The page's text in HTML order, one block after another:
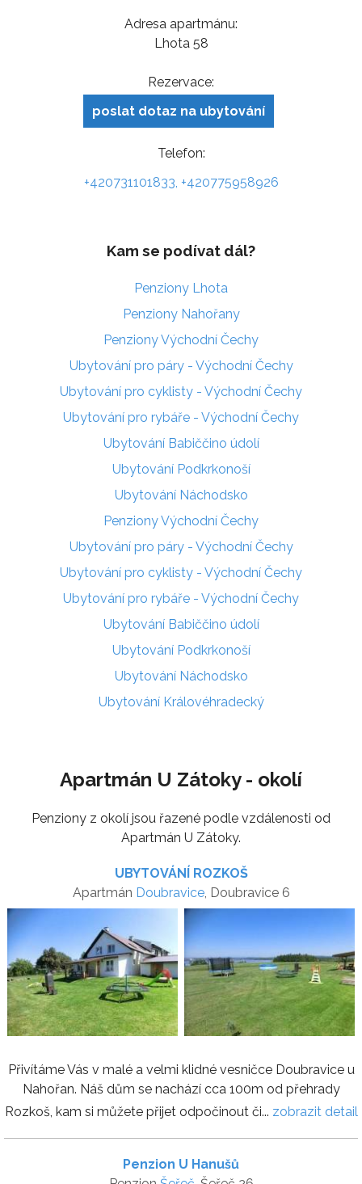
Adresa apartmánu:
Lhota 58
Rezervace:
poslat dotaz na ubytování
Telefon:
+420731101833, +420775958926
Kam se podívat dál?
Penziony Lhota
Penziony Nahořany
Penziony Východní Čechy
Ubytování pro páry - Východní Čechy
Ubytování pro cyklisty - Východní Čechy
Ubytování pro rybáře - Východní Čechy
Ubytování Babiččino údolí
Ubytování Podkrkonoší
Ubytování Náchodsko
Penziony Východní Čechy
Ubytování pro páry - Východní Čechy
Ubytování pro cyklisty - Východní Čechy
Ubytování pro rybáře - Východní Čechy
Ubytování Babiččino údolí
Ubytování Podkrkonoší
Ubytování Náchodsko
Ubytování Královéhradecký
Apartmán U Zátoky - okolí
Penziony z okolí jsou řazené podle vzdálenosti od
Apartmán U Zátoky.
UBYTOVÁNÍ ROZKOŠ
Apartmán Doubravice, Doubravice 6
Přivítáme Vás v malé a velmi klidné vesničce Doubravice u
Nahořan. Náš dům se nachází cca 100m od přehrady
Rozkoš, kam si můžete přijet odpočinout či... zobrazit detail
Penzion U Hanušů